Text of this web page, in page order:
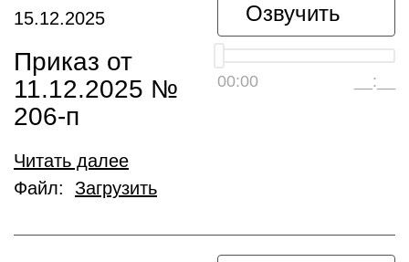
Озвучить
00:00 __:__
15.12.2025
Приказ от
11.12.2025 №
206-п
Читать далее
Файл: Загрузить